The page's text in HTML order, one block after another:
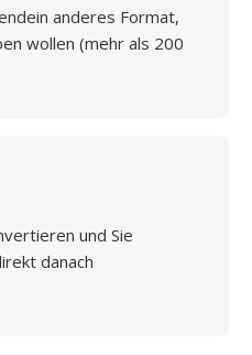
anderes Format,
wollen (mehr als 200
und Sie
danach